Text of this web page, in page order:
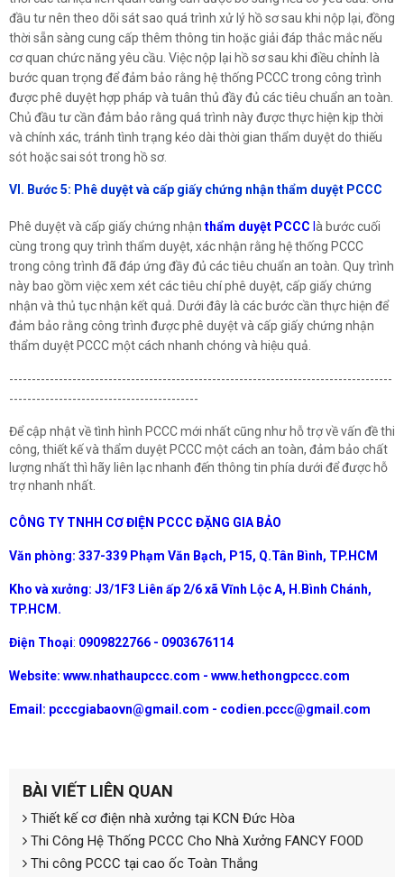
đầu tư nên theo dõi sát sao quá trình xử lý hồ sơ sau khi nộp lại, đồng
thời sẵn sàng cung cấp thêm thông tin hoặc giải đáp thắc mắc nếu
cơ quan chức năng yêu cầu. Việc nộp lại hồ sơ sau khi điều chỉnh là
bước quan trọng để đảm bảo rằng hệ thống PCCC trong công trình
được phê duyệt hợp pháp và tuân thủ đầy đủ các tiêu chuẩn an toàn.
Chủ đầu tư cần đảm bảo rằng quá trình này được thực hiện kịp thời
và chính xác, tránh tình trạng kéo dài thời gian thẩm duyệt do thiếu
sót hoặc sai sót trong hồ sơ.
VI. Bước 5: Phê duyệt và cấp giấy chứng nhận thẩm duyệt PCCC
Phê duyệt và cấp giấy chứng nhận thẩm duyệt PCCC à bước cuối
cùng trong quy trình thẩm duyệt, xác nhận rằng hệ thống PCCC
trong công trình đã đáp ứng đầy đủ các tiêu chuẩn an toàn. Quy trình
này bao gồm việc xem xét các tiêu chí phê duyệt, cấp giấy chứng
nhận và thủ tục nhận kết quả. Dưới đây là các bước cần thực hiện để
đảm bảo rằng công trình được phê duyệt và cấp giấy chứng nhận
thẩm duyệt PCCC một cách nhanh chóng và hiệu quả.
-------------------------------------------------------------------------------------
------------------------------------------
Để cập nhật về tình hình PCCC mới nhất cũng như hỗ trợ về vấn đề thi
công, thiết kế và thẩm duyệt PCCC một cách an toàn, đảm bảo chất
lượng nhất thì hãy liên lạc nhanh đến thông tin phía dưới để được hỗ
trợ nhanh nhất.
CÔNG TY TNHH CƠ ĐIỆN PCCC ĐẶNG GIA BẢO
Văn phòng: 337-339 Phạm Văn Bạch, P15, Q.Tân Bình, TP.HCM
Kho và xưởng: J3/1F3 Liên ấp 2/6 xã Vĩnh Lộc A, H.Bình Chánh,
TP.HCM.
Điện Thoại: 0909822766 - 0903676114
Website: www.nhathaupccc.com - www.hethongpccc.com
Email: pcccgiabaovn@gmail.com - codien.pccc@gmail.com
BÀI VIẾT LIÊN QUAN
Thiết kế cơ điện nhà xưởng tại KCN Đức Hòa
Thi Công Hệ Thống PCCC Cho Nhà Xưởng FANCY FOOD
Thi công PCCC tại cao ốc Toàn Thắng